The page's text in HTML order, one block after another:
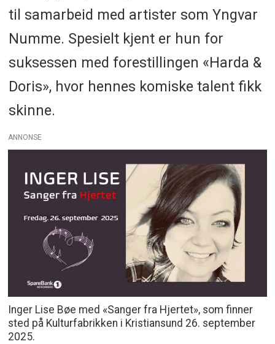
til samarbeid med artister som Yngvar
Numme. Spesielt kjent er hun for
suksessen med forestillingen «Harda &
Doris», hvor hennes komiske talent fikk
skinne.
ANNONSE
Inger Lise Bøe med «Sanger fra Hjertet», som finner
sted på Kulturfabrikken i Kristiansund 26. september
2025.